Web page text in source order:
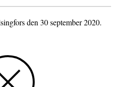
den 30 september 2020.